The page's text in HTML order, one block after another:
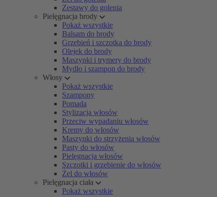
Zestawy do golenia
Pielęgnacja brody
Pokaż wszystkie
Balsam do brody
Grzebień i szczotka do brody
Olejek do brody
Maszynki i trymery do brody
Mydło i szampon do brody
Włosy
Pokaż wszystkie
Szampony
Pomada
Stylizacja włosów
Przeciw wypadaniu włosów
Kremy do włosów
Maszynki do strzyżenia włosów
Pasty do włosów
Pielęgnacja włosów
Szczotki i grzebienie do włosów
Żel do włosów
Pielęgnacja ciała
Pokaż wszystkie